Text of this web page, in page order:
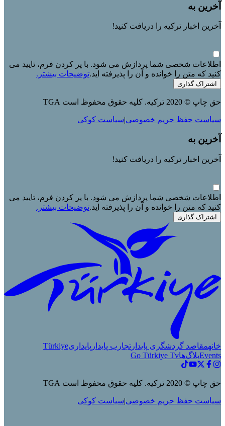
آخرین به
آخرین اخبار ترکیه را دریافت کنید!
اطلاعات شخصی شما پردازش می شود. با پر کردن فرم، تایید می
کنید که متن را خوانده و آن را پذیرفته اید.توضیحات بیشتر.
اشتراک گذاری
حق چاپ © 2020 ترکیه. کلیه حقوق محفوظ است TGA
سیاست حفظ حریم خصوصی|سیاست کوکی
آخرین به
آخرین اخبار ترکیه را دریافت کنید!
اطلاعات شخصی شما پردازش می شود. با پر کردن فرم، تایید می
کنید که متن را خوانده و آن را پذیرفته اید.توضیحات بیشتر.
اشتراک گذاری
خانهمقاصد گردشگری پایدار تجارب پایدار پایداریTürkiye
Eventsبلاگ‌هاGo Türkiye Tv
حق چاپ © 2020 ترکیه. کلیه حقوق محفوظ است TGA
سیاست حفظ حریم خصوصی|سیاست کوکی